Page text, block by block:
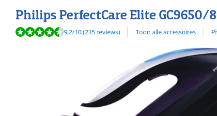
Philips PerfectCare Elite GC9650/
Beoordeling is 9,2 van de 10, gebaseerd op 235 reviews.
9,2/10(235 reviews) Toon alle accessoires
Bekijk alle